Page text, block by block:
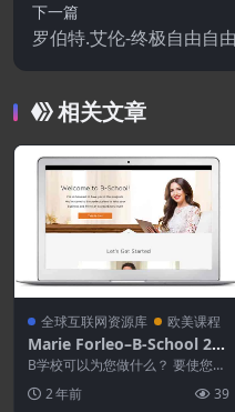
下一篇
罗伯特.艾伦-终极自由自
相关文章
全球互联网资源库 欧美课程
Marie Forleo–B-School 202
1[英文版]
B学校可以为您做什么？ 要使您的
业务正常运行，就需要清晰，有远
见，并具有按正确策...
2 年前 39